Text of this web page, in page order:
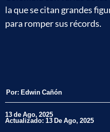
la que se citan grandes
para romper sus récords.
Por: Edwin Cañón
13 de Ago, 2025
Actualizado: 13 De Ago, 2025